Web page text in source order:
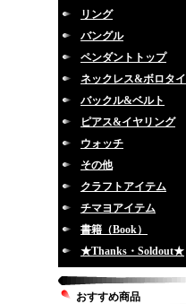
リング
バングル
ペンダントトップ
ネックレス&ボロタイ
バックル&ベルト
ピアス&イヤリング
ウォッチ
その他
クラフトアイテム
チマヨアイテム
書籍（Book）
★Thanks・Soldout★
おすすめ商品